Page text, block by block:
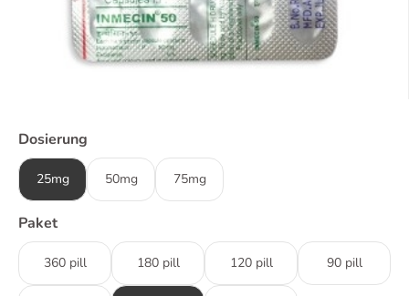
Dosierung
25mg 50mg 75mg
Paket
360 pill 180 pill 120 pill 90 pill